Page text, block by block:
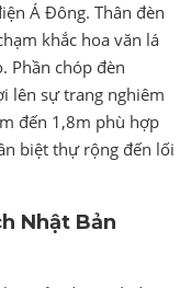
Á Đông. Thân đèn
khắc hoa văn lá
Phần chóp đèn
lên sự trang nghiêm
đến 1,8m phù hợp
biệt thự rộng đến lối
Nhật Bản